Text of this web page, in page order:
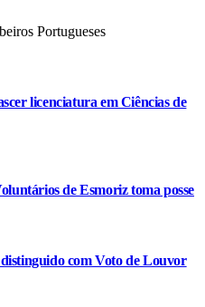
licenciatura em Ciências de
de Esmoriz toma posse
com Voto de Louvor